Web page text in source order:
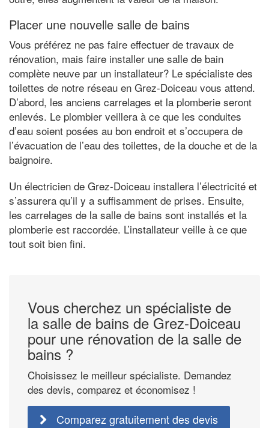
Placer une nouvelle salle de bains
Vous préférez ne pas faire effectuer de travaux de
rénovation, mais faire installer une salle de bain
complète neuve par un installateur? Le spécialiste des
toilettes de notre réseau en Grez-Doiceau vous attend.
D’abord, les anciens carrelages et la plomberie seront
enlevés. Le plombier veillera à ce que les conduites
d’eau soient posées au bon endroit et s’occupera de
l’évacuation de l’eau des toilettes, de la douche et de la
baignoire.
Un électricien de Grez-Doiceau installera l’électricité et
s’assurera qu’il y a suffisamment de prises. Ensuite,
les carrelages de la salle de bains sont installés et la
plomberie est raccordée. L’installateur veille à ce que
tout soit bien fini.
Vous cherchez un spécialiste de
la salle de bains de Grez-Doiceau
pour une rénovation de la salle de
bains ?
Choisissez le meilleur spécialiste. Demandez
des devis, comparez et économisez !
Comparez gratuitement des devis